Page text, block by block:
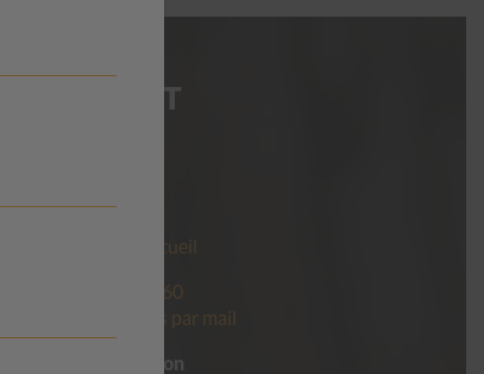
CONTACT
Horaires de l’accueil
021 560 60 60
Contactez-nous par mail
Pour faire un don